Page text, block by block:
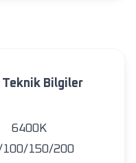
Teknik Bilgiler
6400K
150/200